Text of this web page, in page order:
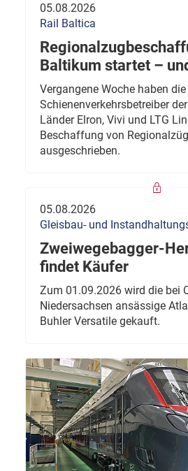
05.08.2026
Rail Baltica
Baltikum startet –
Vergangene Woche haben
Schienenverkehrsbetreiber
Länder Elron, Vivi und LTG
Beschaffung von
ausgeschrieben.
05.08.2026
Gleisbau- und
Zweiwegebagger-
findet Käufer
Zum 01.09.2026 wird die bei
Niedersachsen ansässige
Buhler Versatile gekauft.